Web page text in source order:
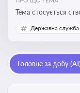
Тема стосується
цифрової
забезпечити
Державна служба
Головне за добу (AI)